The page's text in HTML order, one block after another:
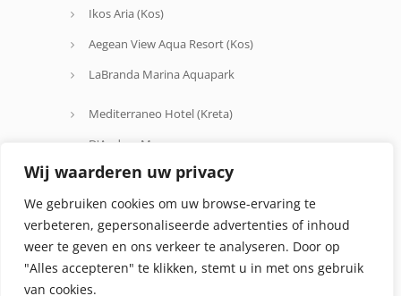
Wij waarderen uw privacy
We gebruiken cookies om uw browse-ervaring te
verbeteren, gepersonaliseerde advertenties of inhoud
weer te geven en ons verkeer te analyseren. Door op
"Alles accepteren" te klikken, stemt u in met ons gebruik
van cookies.
Ikos Aria (Kos)
Aegean View Aqua Resort (Kos)
LaBranda Marina Aquapark
Mediterraneo Hotel (Kreta)
D'Andrea Mare
Avra Beach
Oceanis Hotel